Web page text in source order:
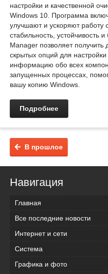
настройки и качественной
Windows 10. Программа
улучшают и ускоряют
стабильность, устойчивость
Manager позволяет получить
скрытых опций для
информацию обо всех
запущенных процессах,
вашу копию Windows.
Подробнее
В прошлое
Навигация
Главная
Все последние новости
Интернет и сети
Система
Графика и фото